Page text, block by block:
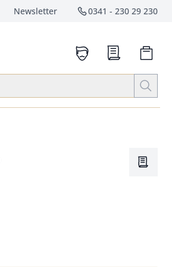
Newsletter Service-
0341 - 230 29 230
anrufen